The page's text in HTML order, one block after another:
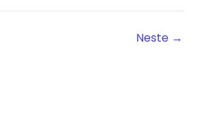
Neste →